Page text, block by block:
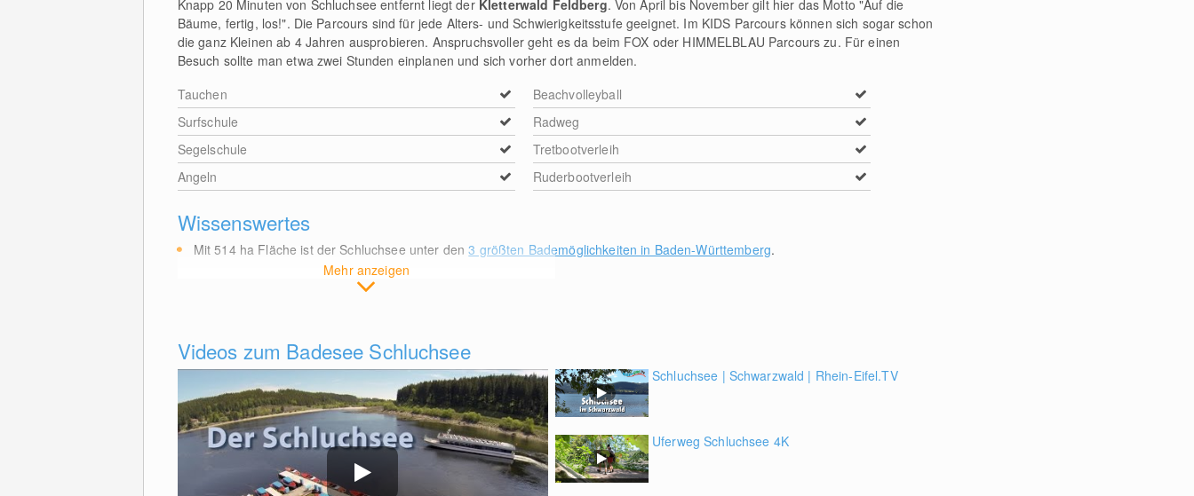
Knapp 20 Minuten von Schluchsee entfernt liegt der Kletterwald Feldberg. Von April bis November gilt hier das Motto "Auf die
Bäume, fertig, los!". Die Parcours sind für jede Alters- und Schwierigkeitsstufe geeignet. Im KIDS Parcours können sich sogar schon
die ganz Kleinen ab 4 Jahren ausprobieren. Anspruchsvoller geht es da beim FOX oder HIMMELBLAU Parcours zu. Für einen
Besuch sollte man etwa zwei Stunden einplanen und sich vorher dort anmelden.
Tauchen
Surfschule
Segelschule
Angeln
Beachvolleyball
Radweg
Tretbootverleih
Ruderbootverleih
Wissenswertes
Mehr anzeigen
Mit 514 ha Fläche ist der Schluchsee unter den3 größten Bademöglichkeiten in Baden-Württemberg.
Videos zum Badesee Schluchsee
Schluchsee | Schwarzwald | Rhein-Eifel.TV
Uferweg Schluchsee 4K